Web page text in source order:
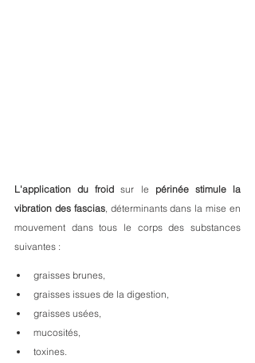
L'application du froid sur le périnée stimule la
vibration des fascias, déterminants dans la mise en
mouvement dans tous le corps des substances
suivantes :
graisses brunes,
graisses issues de la digestion,
graisses usées,
mucosités,
toxines.